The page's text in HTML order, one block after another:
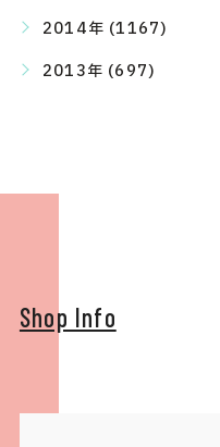
2014年 (1167)
2013年 (697)
Shop Info